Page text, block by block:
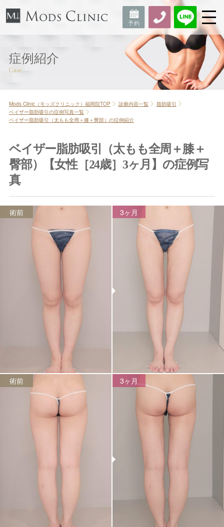
症例紹介
Mods Clinic（モッズクリニック）福岡院TOP 診療内容一覧
脂肪吸引
ベイザー脂肪吸引の症例写真一覧
ベイザー脂肪吸引（太もも全周＋膝＋臀部）の症例紹介
ベイザー脂肪吸引（太もも全周＋膝＋
臀部）【女性［24歳］3ヶ月】の症例写
真
術前 3ヶ月
術前 3ヶ月